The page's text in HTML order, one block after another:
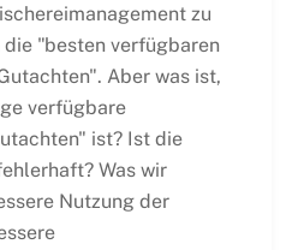
zu
"besten verfügbaren
Aber was ist,
verfügbare
ist? Ist die
Was wir
Nutzung der